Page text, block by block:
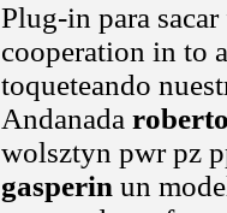
Plug-in para
cooperation in to
toqueteando
Andanada
wolsztyn pwr pz
gasperin un